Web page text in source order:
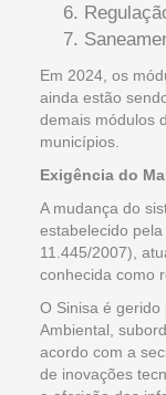
Em 2024, os
ainda estão
demais módulos
municípios.
Exigência do
A mudança do
estabelecido
11.445/2007),
conhecida como
O Sinisa é gerido
Ambiental,
acordo com a
de inovações